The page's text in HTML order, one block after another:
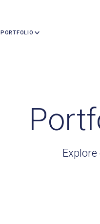
PORTFOLIO